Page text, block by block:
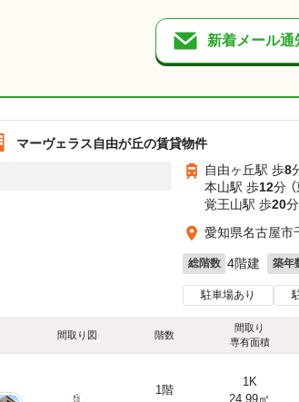
新着メール通
マーヴェラス自由が丘の賃貸物件
自由ヶ丘駅 歩8
本山駅 歩12分
覚王山駅 歩20分
愛知県名古屋市
総階数 4階建 築年
駐車場あり
間取り図 階数
間取り
専有面積
1階
1K
24.99㎡